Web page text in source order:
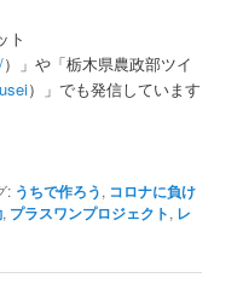
ト
）」や「栃木県農政部ツイ
）」でも発信しています
: うちで作ろう, コロナに負け
, プラスワンプロジェクト, レ